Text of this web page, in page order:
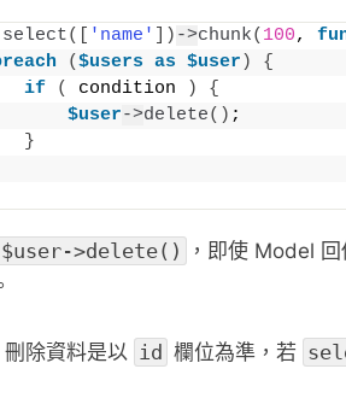
刪
除
資
料〉
([ 'name' ]) ->chunk( 100,
($users as $user )
{
if
( condition )
{
$user->delete() ;
}
$user->delete()
，即使 Model
除資料是以 id 欄位為準，若